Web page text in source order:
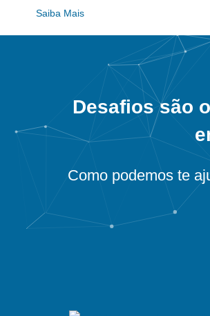
Saiba Mais
Desafios são
Como podemos te